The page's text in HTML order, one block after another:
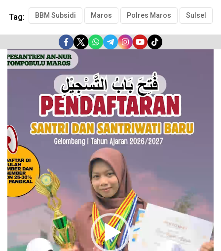
Tag: BBM Subsidi Maros Polres Maros Sulsel
Pemutar
Video